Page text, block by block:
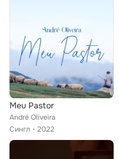
Meu Pastor
André Oliveira
Сингл
2022